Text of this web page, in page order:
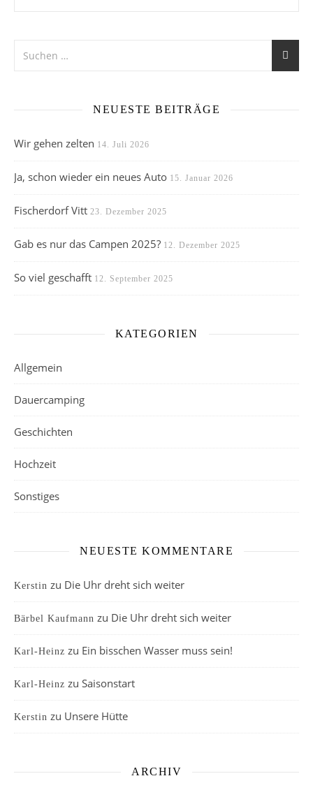
NEUESTE BEITRÄGE
Wir gehen zelten 14. Juli 2026
Ja, schon wieder ein neues Auto 15. Januar 2026
Fischerdorf Vitt 23. Dezember 2025
Gab es nur das Campen 2025? 12. Dezember 2025
So viel geschafft 12. September 2025
KATEGORIEN
Allgemein
Dauercamping
Geschichten
Hochzeit
Sonstiges
NEUESTE KOMMENTARE
Kerstin zu Die Uhr dreht sich weiter
Bärbel Kaufmann zu Die Uhr dreht sich weiter
Karl-Heinz zu Ein bisschen Wasser muss sein!
Karl-Heinz zu Saisonstart
Kerstin zu Unsere Hütte
ARCHIV